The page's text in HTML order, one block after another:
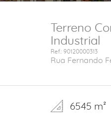
Terreno
Industrial
Ref.: 90120000313
Rua Fernando
6545 m²